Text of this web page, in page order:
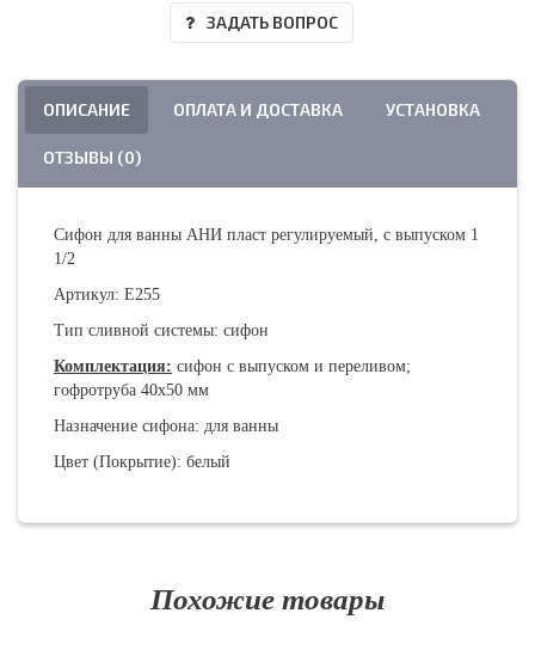
ЗАДАТЬ ВОПРОС
ОПИСАНИЕ ОПЛАТА И ДОСТАВКА УСТАНОВКА
ОТЗЫВЫ (0)
Сифон для ванны АНИ пласт регулируемый, с выпуском 1
1/2
Артикул: E255
Тип сливной системы: сифон
Комплектация: сифон с выпуском и переливом;
гофротруба 40х50 мм
Назначение сифона: для ванны
Цвет (Покрытие): белый
Похожие товары